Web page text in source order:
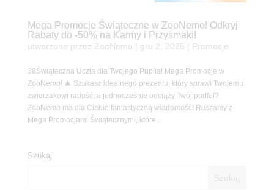
Mega Promocje Świąteczne w ZooNemo! Odkryj
Rabaty do -50% na Karmy i Przysmaki!
utworzone przez ZooNemo gru 2, 2025 Promocje
38Świąteczna Uczta dla Twojego Pupila! Mega Promocje w
ZooNemo! 🎄 Szukasz idealnego prezentu, który sprawi Twojemu
zwierzakowi radość, a jednocześnie odciąży Twój portfel?
ZooNemo ma dla Ciebie fantastyczną wiadomość! Ruszamy z
Mega Promocjami Świątecznymi, które...
Szukaj